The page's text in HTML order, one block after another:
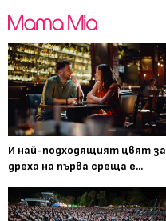
И най-подходящият цвят за
дреха на първа среща е...